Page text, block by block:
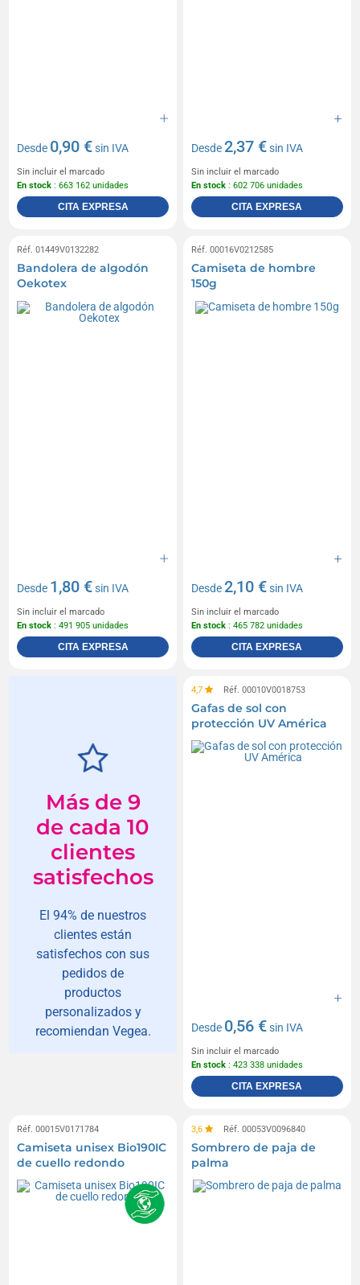
Desde 0,90 €sin IVA
Sin incluir el marcado
En stock : 663 162 unidades
CITA EXPRESA
Desde2,37 €sin IVA
Sin incluir el marcado
En stock : 602 706 unidades
CITA EXPRESA
Réf. 01449V0132282
Bandolera de algodón
Oekotex
Desde 1,80 €sin IVA
Sin incluir el marcado
En stock : 491 905 unidades
CITA EXPRESA
Réf. 00016V0212585
Camiseta de hombre
150g
Desde2,10 €sin IVA
Sin incluir el marcado
En stock : 465 782 unidades
CITA EXPRESA
Más de 9
de cada 10
clientes
satisfechos
El 94% de nuestros
clientes están
satisfechos con sus
pedidos de
productos
personalizados y
recomiendan Vegea.
4,7 Réf. 00010V0018753
Gafas de sol con
protección UV América
Desde 0,56 €sin IVA
Sin incluir el marcado
En stock : 423 338 unidades
CITA EXPRESA
Réf. 00015V0171784
Camiseta unisex Bio190IC
de cuello redondo
3,6 Réf. 00053V0096840
Sombrero de paja de
palma